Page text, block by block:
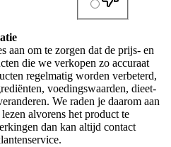
om te zorgen dat de prijs- en
die we verkopen zo accuraat
regelmatig worden verbeterd,
voedingswaarden, dieet-
We raden je daarom aan
alvorens het product te
dan kan altijd contact